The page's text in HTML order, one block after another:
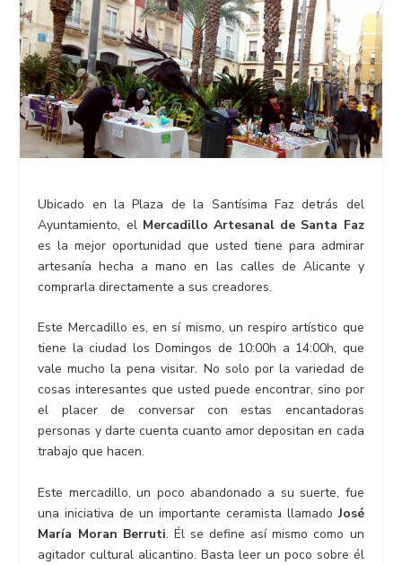
Ubicado en la Plaza de la Santísima Faz detrás del
Ayuntamiento, el Mercadillo Artesanal de Santa Faz
es la mejor oportunidad que usted tiene para admirar
artesanía hecha a mano en las calles de Alicante y
comprarla directamente a sus creadores.
Este Mercadillo es, en sí mismo, un respiro artístico que
tiene la ciudad los Domingos de 10:00h a 14:00h, que
vale mucho la pena visitar. No solo por la variedad de
cosas interesantes que usted puede encontrar, sino por
el placer de conversar con estas encantadoras
personas y darte cuenta cuanto amor depositan en cada
trabajo que hacen.
Este mercadillo, un poco abandonado a su suerte, fue
una iniciativa de un importante ceramista llamadoJosé
María Moran Berruti. Él se define así mismo como un
agitador cultural alicantino. Basta leer un poco sobre él